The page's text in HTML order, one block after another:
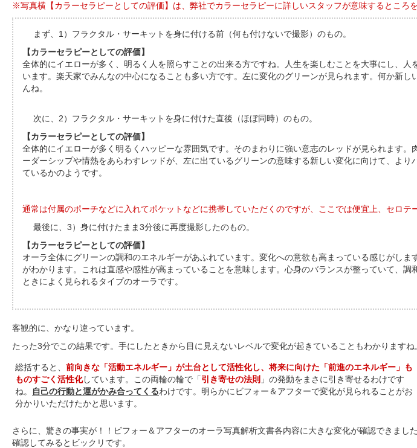
※写真横【カラーセラピーとしての評価】は、弊社でカラーセラピーに詳しいスタッフが意味するところ
まず、1）フラクタル・サーキットを身に付ける前（何も付けないで撮影）のもの。
【カラーセラピーとしての評価】
全体的にイエローが多く、明るく人を照らすことの出来る方ですね。人生を楽しむことを大事にし、人
います。楽天家でみんなの中心になることも多い方です。左に変化のグリーンが見られます。何か新
んね。
次に、2）フラクタル・サーキットを身に付けた直後（ほぼ同時）のもの。
【カラーセラピーとしての評価】
全体的にイエローが多く明るくハッピーな雰囲気です。そのまわりに強い意志のレッドが見られます。
ーダーシップや情熱をあらわすレッドが、左に出ているグリーンの意味する新しい変化に向けて、より
ているかのようです。
通常は付属のポーチなどに入れてポケットなどに携帯していただくのですが、ここでは便宜上、セロテ
最後に、3）身に付けたまま3分後に再度撮影したのもの。
【カラーセラピーとしての評価】
オーラ全体にグリーンの調和のエネルギーがあふれています。変化への意欲も高まっている感じがし
がわかります。これは直感や感性が高まっていることを意味します。心身のバランスが整っていて、調
ときによく見られるタイプのオーラです。
客観的に、かなり違っています。
たった3分でこの結果です。手にしたときから目に見えないレベルで変化が起きていることもわかりますね
総括すると、 前向きな「活動エネルギー」が土台として活性化し、将来に向けた「前進のエネルギー」も
ものすごく活性化しています。この両輪の輪で「引き寄せの法則 」の発動をまさに引き寄せるわけです
ね。
自己の行動と運がかみ合ってくるわけです。明らかにビフォー＆アフターで変化が見られることがお
分かりいただけたかと思います。
さらに、驚きの事実が！！ビフォー＆アフターのオーラ写真解析文書各内容に大きな変化が確認できまし
確認してみるとビックリです。